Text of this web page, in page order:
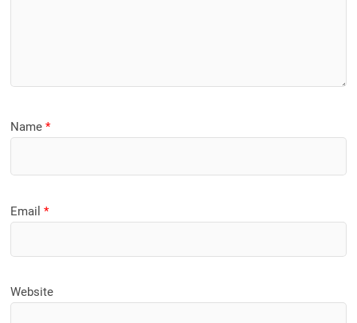
Name*
Email*
Website